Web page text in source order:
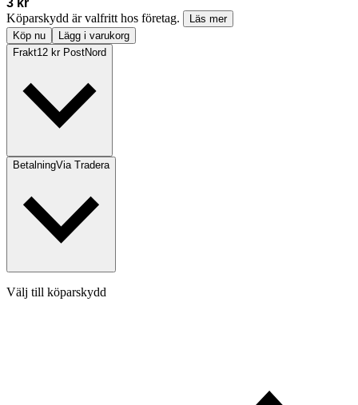
3 kr
Köparskydd är valfritt hos företag.
Läs mer
Köp nu
Lägg i varukorg
Frakt12 kr PostNord
BetalningVia Tradera
Välj till köparskydd